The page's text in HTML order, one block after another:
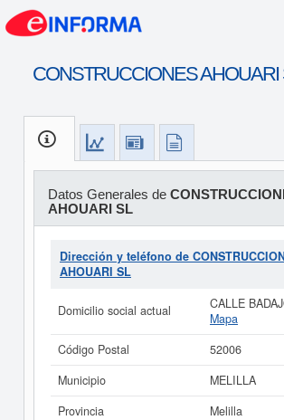
CONSTRUCCIONES AHOUARI
Datos Generales de
AHOUARI SL
Dirección y teléfono de
AHOUARI SL
Domicilio social actual CALLE
Mapa
Código Postal
52006
Municipio
MELILLA
Provincia
Melilla